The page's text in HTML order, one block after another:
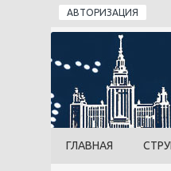
Перейти к
АВТОРИЗАЦИЯ
ГЛАВНАЯ